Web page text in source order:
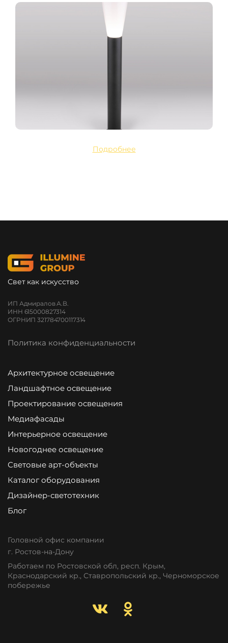
Подробнее
Свет как искусство
ИП Адмиралов А.В.
ИНН 615000827314
ОГРНИП 321784700117314
Политика конфиденциальности
Архитектурное освещение
Ландшафтное освещение
Проектирование освещения
Медиафасады
Интерьерное освещение
Новогоднее освещение
Световые арт-объекты
Каталог оборудования
Дизайнер-светотехник
Блог
Головной офис компании
г. Ростов-на-Дону
Работаем по Ростовской обл, респ. Крым,
Краснодарский кр., Ставропольский кр., Черноморское
побережье